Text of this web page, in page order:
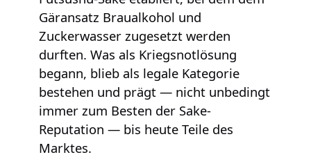
Gäransatz Braualkohol und
Zuckerwasser zugesetzt werden
durften. Was als Kriegsnotlösung
begann, blieb als legale Kategorie
bestehen und prägt — nicht unbedingt
immer zum Besten der Sake-
Reputation — bis heute Teile des
Marktes.